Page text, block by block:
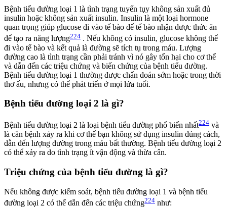
Bệnh tiểu đường loại 1 là tình trạng tuyến tụy không sản xuất đủ
insulin hoặc không sản xuất insulin. Insulin là một loại hormone
quan trọng giúp glucose đi vào tế bào để tế bào nhận được thức ăn
để tạo ra năng lượng224 . Nếu không có insulin, glucose không thể
đi vào tế bào và kết quả là đường sẽ tích tụ trong máu. Lượng
đường cao là tình trạng cần phải tránh vì nó gây tổn hại cho cơ thể
và dẫn đến các triệu chứng và biến chứng của bệnh tiểu đường.
Bệnh tiểu đường loại 1 thường được chẩn đoán sớm hoặc trong thời
thơ ấu, nhưng có thể phát triển ở mọi lứa tuổi.
Bệnh tiểu đường loại 2 là gì?
Bệnh tiểu đường loại 2 là loại bệnh tiểu đường phổ biến nhất224 và
là căn bệnh xảy ra khi cơ thể bạn không sử dụng insulin đúng cách,
dẫn đến lượng đường trong máu bất thường. Bệnh tiểu đường loại 2
có thể xảy ra do tình trạng ít vận động và thừa cân.
Triệu chứng của bệnh tiểu đường là gì?
Nếu không được kiểm soát, bệnh tiểu đường loại 1 và bệnh tiểu
đường loại 2 có thể dẫn đến các triệu chứng224 như: